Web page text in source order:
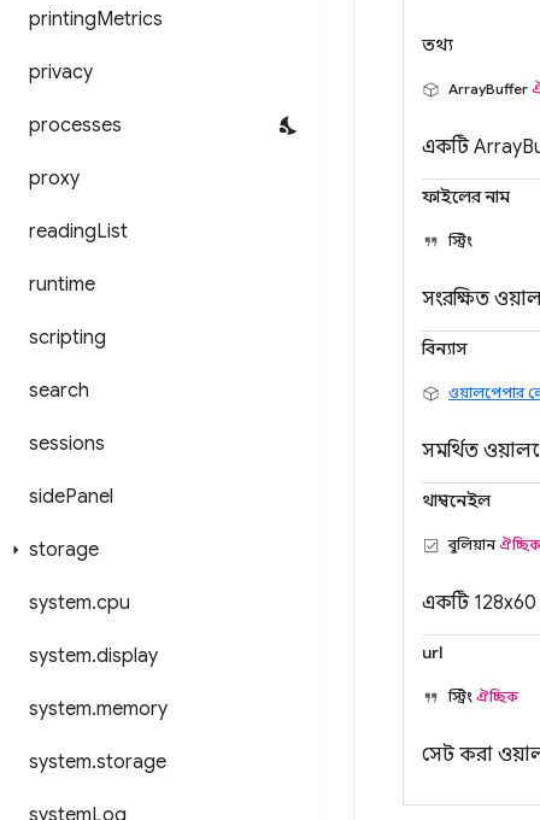
printingMetrics
privacy
processes
proxy
readingList
runtime
scripting
search
sessions
sidePanel
storage
system.cpu
system.display
system.memory
system.storage
systemLog
তথ্য
ArrayBuffer
একটি
ফাইলের নাম
স্ট্রিং
সংরক্ষিত
বিন্যাস
ওয়ালপেপার
সমর্থিত
থাম্বনেইল
বুলিয়ানঐচ্ছিক
একটি
url
স্ট্রিং ঐচ্ছিক
সেট করা